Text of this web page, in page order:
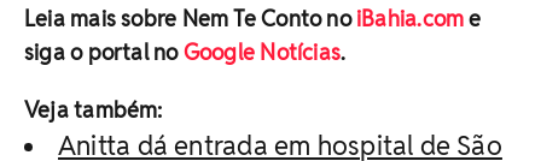
Leia mais sobre Nem Te Conto noiBahia.come
siga o portal noGoogle Notícias.
Veja também:
Anitta dá entrada em hospital de São